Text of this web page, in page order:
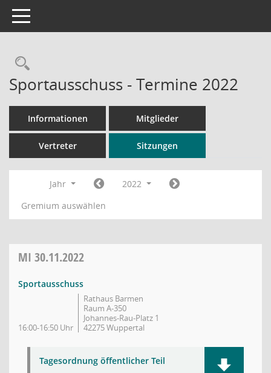
Toggle navigation
Rechercheauswahl
Sportausschuss - Termine 2022
Informationen Mitglieder
Vertreter Sitzungen
Jahr
2022
Gremium auswählen
MI 30.11.2022
Sportausschuss
16:00-16:50 Uhr
Rathaus Barmen
Raum A-350
Johannes-Rau-Platz 1
42275 Wuppertal
Tagesordnung öffentlicher Teil